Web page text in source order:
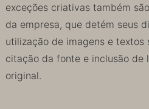
exceções criativas também
da empresa, que detém seus
utilização de imagens e textos
citação da fonte e inclusão de
original.